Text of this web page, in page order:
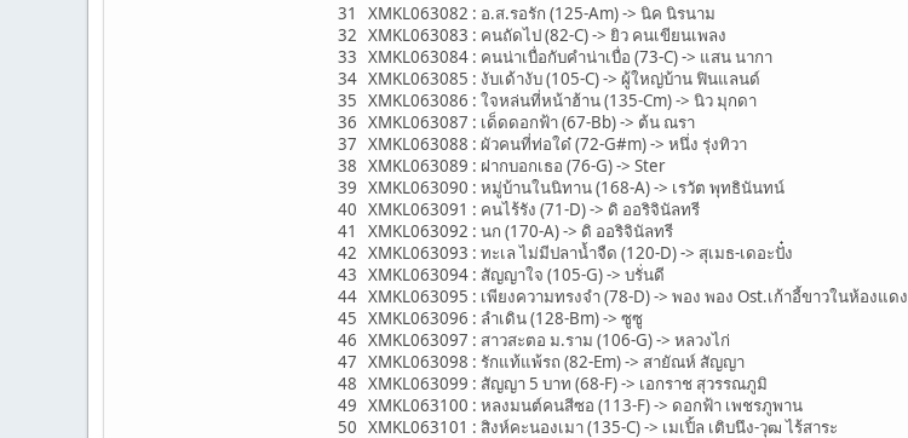
31 XMKL063082 : อ.ส.รอรัก (125-Am) -> นิค นิรนาม
32 XMKL063083 : คนถัดไป (82-C) -> ยิว คนเขียนเพลง
33 XMKL063084 : คนน่าเบื่อกับคำน่าเบื่อ (73-C) -> แสน นากา
34 XMKL063085 : งับเด้างับ (105-C) -> ผู้ใหญ่บ้าน ฟินแลนด์
35 XMKL063086 : ใจหล่นที่หน้าฮ้าน (135-Cm) -> นิว มุกดา
36 XMKL063087 : เด็ดดอกฟ้า (67-Bb) -> ต้น ณรา
37 XMKL063088 : ผัวคนที่ท่อใด๋ (72-G#m) -> หนึ่ง รุ่งทิวา
38 XMKL063089 : ฝากบอกเธอ (76-G) -> Ster
39 XMKL063090 : หมู่บ้านในนิทาน (168-A) -> เรวัต พุทธินันทน์
40 XMKL063091 : คนไร้รัง (71-D) -> ดิ ออริจินัลทรี
41 XMKL063092 : นก (170-A) -> ดิ ออริจินัลทรี
42 XMKL063093 : ทะเล ไม่มีปลาน้ำจืด (120-D) -> สุเมธ-เดอะปั๋ง
43 XMKL063094 : สัญญาใจ (105-G) -> บรั่นดี
44 XMKL063095 : เพียงความทรงจำ (78-D) -> พอง พอง Ost.เก้าอี้ขาวในห้องแดง
45 XMKL063096 : ลำเดิน (128-Bm) -> ซูซู
46 XMKL063097 : สาวสะตอ ม.ราม (106-G) -> หลวงไก่
47 XMKL063098 : รักแท้แพ้รถ (82-Em) -> สายัณห์ สัญญา
48 XMKL063099 : สัญญา 5 บาท (68-F) -> เอกราช สุวรรณภูมิ
49 XMKL063100 : หลงมนต์คนสีซอ (113-F) -> ดอกฟ้า เพชรภูพาน
50 XMKL063101 : สิงห์คะนองเมา (135-C) -> เมเปิ้ล เติบนึง-วุฒ ไร้สาระ